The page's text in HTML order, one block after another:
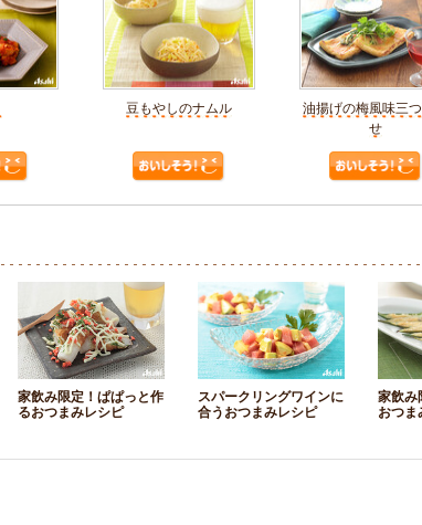
豆もやしのナムル
油揚げの梅風味三
せ
家飲み限定！ぱぱっと作
るおつまみレシピ
スパークリングワインに
合うおつまみレシピ
家飲み
おつま